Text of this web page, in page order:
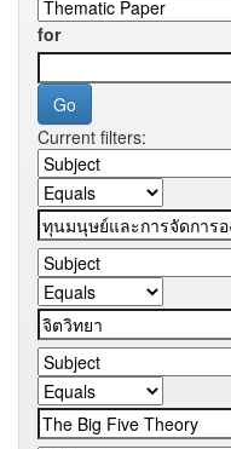
for
Current filters: